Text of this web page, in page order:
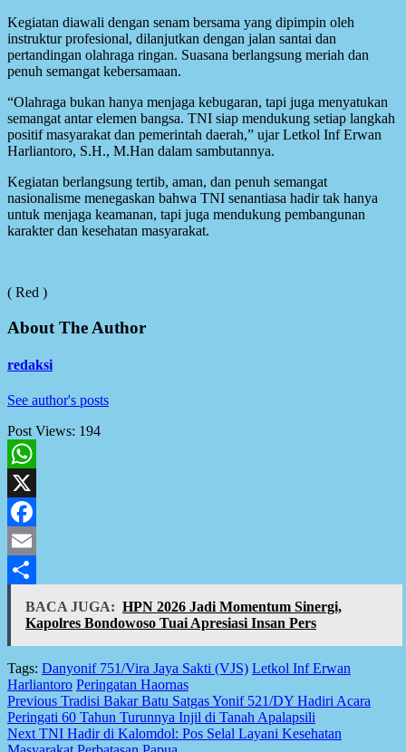
Kegiatan diawali dengan senam bersama yang dipimpin oleh
instruktur profesional, dilanjutkan dengan jalan santai dan
pertandingan olahraga ringan. Suasana berlangsung meriah dan
penuh semangat kebersamaan.
“Olahraga bukan hanya menjaga kebugaran, tapi juga menyatukan
semangat antar elemen bangsa. TNI siap mendukung setiap langkah
positif masyarakat dan pemerintah daerah,” ujar Letkol Inf Erwan
Harliantoro, S.H., M.Han dalam sambutannya.
Kegiatan berlangsung tertib, aman, dan penuh semangat
nasionalisme menegaskan bahwa TNI senantiasa hadir tak hanya
untuk menjaga keamanan, tapi juga mendukung pembangunan
karakter dan kesehatan masyarakat.
( Red )
About The Author
redaksi
See author's posts
Post Views: 194
WhatsApp
X
Facebook
Email
Share
BACA JUGA: HPN 2026 Jadi Momentum Sinergi,
Kapolres Bondowoso Tuai Apresiasi Insan Pers
Tags: Danyonif 751/Vira Jaya Sakti (VJS) Letkol Inf Erwan
Harliantoro Peringatan Haornas
Post
navigation
Previous Tradisi Bakar Batu Satgas Yonif 521/DY Hadiri Acara
Peringati 60 Tahun Turunnya Injil di Tanah Apalapsili
Next TNI Hadir di Kalomdol: Pos Selal Layani Kesehatan